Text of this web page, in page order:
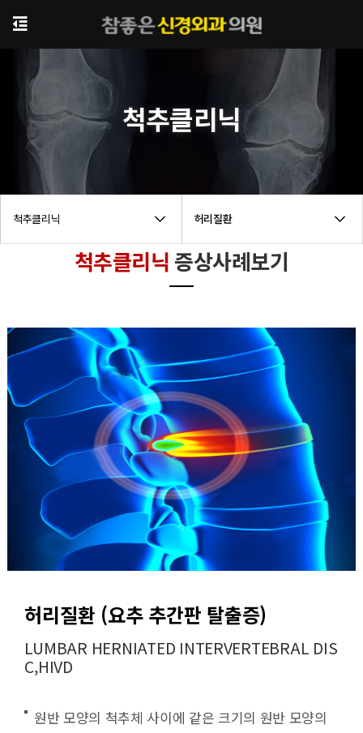
척추클리닉 허리질환
척추클리닉
척추클리닉 증상사례보기
허리질환 (요추 추간판 탈출증)
LUMBAR HERNIATED INTERVERTEBRAL DIS
C,HIVD
원반 모양의 척추체 사이에 같은 크기의 원반 모양의